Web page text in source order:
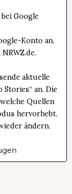
Google
Konto an.
aktuelle
an. Die
Quellen
hervorhebt.
ändern.